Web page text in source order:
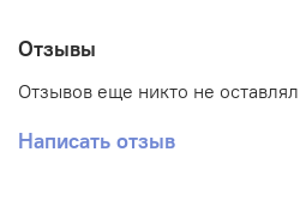
Отзывы
Отзывов еще никто не оставлял
Написать отзыв